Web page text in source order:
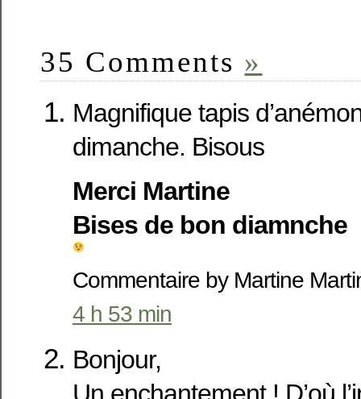
35 Comments »
Magnifique tapis
dimanche. Bisous
Merci Martine
Bises de bon diamnche
Commentaire by Martine
4 h 53 min
Bonjour,